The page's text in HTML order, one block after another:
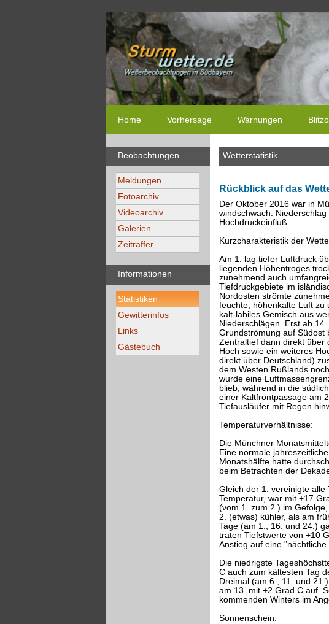
Home Vorhersage Warnungen
Beobachtungen
Meldungen
Fotoarchiv
Videoarchiv
Galerien
Zeitraffer
Informationen
Statistiken
Gewitterinfos
Links
Gästebuch
Wetterstatistik
Rückblick auf das
Der Oktober 2016 war in
windschwach.
Hochdruckeinfluß.
Kurzcharakteristik der
Am 1. lag tiefer Luftdruck
liegenden Höhentroges
zunehmend auch
Tiefdruckgebiete im
Nordosten strömte
feuchte, höhenkalte Luft zu
kalt-labiles Gemisch aus
Niederschlägen. Erst ab
Grundströmung auf Südost
Zentraltief dann direkt über
Hoch sowie ein weiteres
direkt über Deutschland)
dem Westen Rußlands
wurde eine
blieb, während in die
einer Kaltfrontpassage am
Tiefausläufer mit Regen
Temperaturverhältnisse:
Die Münchner
Eine normale
Monatshälfte hatte
beim Betrachten der
Gleich der 1. vereinigte
Temperatur, war mit +17
(vom 1. zum 2.) im
2. (etwas) kühler, als am
Tage (am 1., 16. und 24.)
traten Tiefstwerte von +10
Anstieg auf eine
Die niedrigste
C auch zum kältesten Tag
Dreimal (am 6., 11. und
am 13. mit +2 Grad C auf.
kommenden Winters im
Sonnenschein: